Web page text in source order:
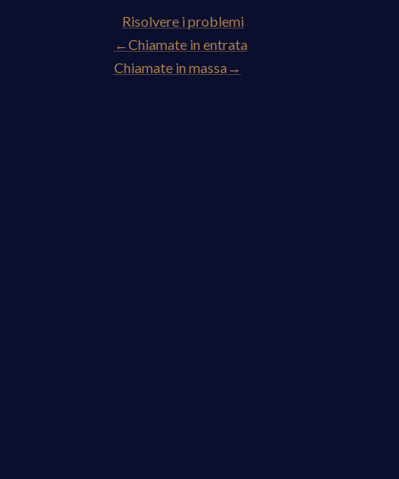
Risolvere i problemi
←Chiamate in entrata
Chiamate in massa →